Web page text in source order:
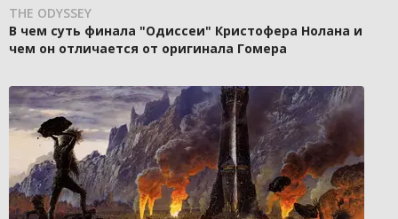
THE ODYSSEY
В чем суть финала "Одиссеи" Кристофера Нолана и
чем он отличается от оригинала Гомера